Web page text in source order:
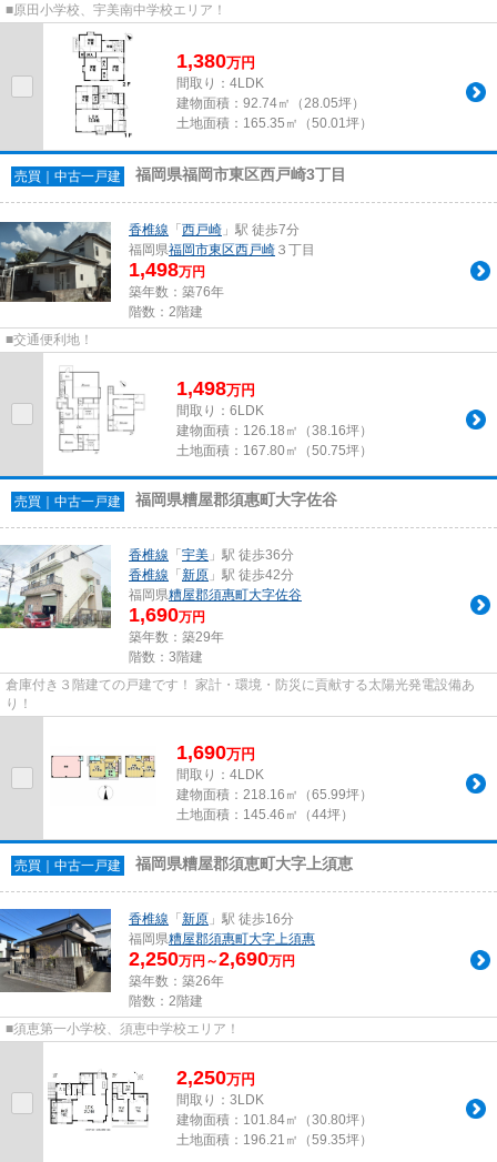
■原田小学校、宇美南中学校エリア！
1,380万円
間取り：4LDK
建物面積： 92.74㎡（28.05坪）
土地面積： 165.35㎡（50.01坪）
売買｜中古一戸建 福岡県福岡市東区西戸崎3丁目
香椎線 「 西戸崎 」駅 徒歩7分
福岡県福岡市東区西戸崎 ３丁目
1,498万円
築年数：築76年
階数：2階建
■交通便利地！
1,498万円
間取り：6LDK
建物面積： 126.18㎡（38.16坪）
土地面積： 167.80㎡（50.75坪）
売買｜中古一戸建 福岡県糟屋郡須惠町大字佐谷
香椎線 「 宇美 」駅 徒歩36分
香椎線 「 新原 」駅 徒歩42分
福岡県糟屋郡須惠町大字佐谷
1,690万円
築年数：築29年
階数：3階建
倉庫付き３階建ての戸建です！ 家計・環境・防災に貢献する太陽光発電設備あ
り！
1,690万円
間取り：4LDK
建物面積： 218.16㎡（65.99坪）
土地面積： 145.46㎡（44坪）
売買｜中古一戸建 福岡県糟屋郡須恵町大字上須恵
香椎線 「 新原 」駅 徒歩16分
福岡県糟屋郡須惠町大字上須惠
2,250万円～2,690万円
築年数：築26年
階数：2階建
■須恵第一小学校、須恵中学校エリア！
2,250万円
間取り：3LDK
建物面積： 101.84㎡（30.80坪）
土地面積： 196.21㎡（59.35坪）